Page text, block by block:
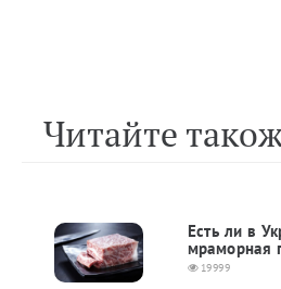
Читайте
Есть ли в
мраморная
19999